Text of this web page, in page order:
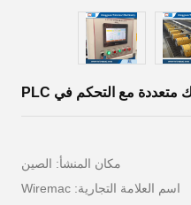
مكان المنشأ: الصين
اسم العلامة التجارية: Wiremac